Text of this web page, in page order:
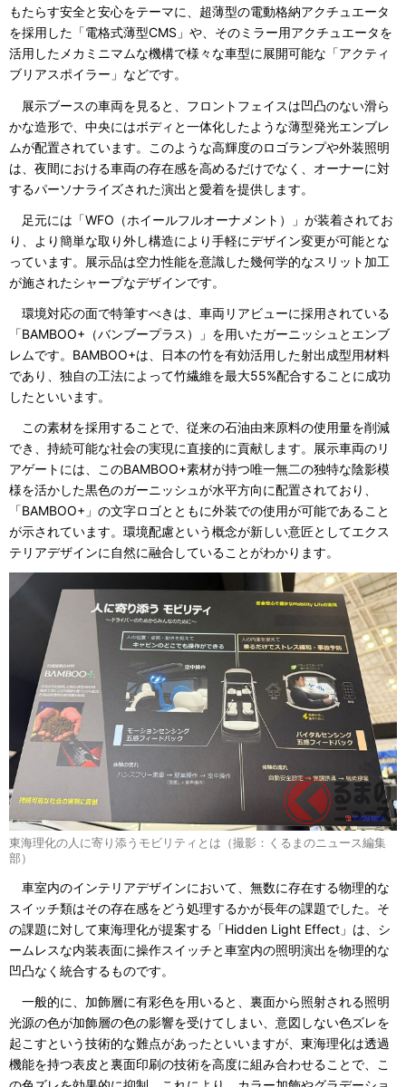
もたらす安全と安心をテーマに、超薄型の電動格納アクチュエータ
を採用した「電格式薄型CMS」や、そのミラー用アクチュエータを
活用したメカミニマムな機構で様々な車型に展開可能な「アクティ
ブリアスポイラー」などです。
展示ブースの車両を見ると、フロントフェイスは凹凸のない滑ら
かな造形で、中央にはボディと一体化したような薄型発光エンブレ
ムが配置されています。このような高輝度のロゴランプや外装照明
は、夜間における車両の存在感を高めるだけでなく、オーナーに対
するパーソナライズされた演出と愛着を提供します。
足元には「WFO（ホイールフルオーナメント）」が装着されてお
り、より簡単な取り外し構造により手軽にデザイン変更が可能とな
っています。展示品は空力性能を意識した幾何学的なスリット加工
が施されたシャープなデザインです。
環境対応の面で特筆すべきは、車両リアビューに採用されている
「BAMBOO+（バンブープラス）」を用いたガーニッシュとエンブ
レムです。BAMBOO+は、日本の竹を有効活用した射出成型用材料
であり、独自の工法によって竹繊維を最大55%配合することに成功
したといいます。
この素材を採用することで、従来の石油由来原料の使用量を削減
でき、持続可能な社会の実現に直接的に貢献します。展示車両のリ
アゲートには、このBAMBOO+素材が持つ唯一無二の独特な陰影模
様を活かした黒色のガーニッシュが水平方向に配置されており、
「BAMBOO+」の文字ロゴとともに外装での使用が可能であること
が示されています。環境配慮という概念が新しい意匠としてエクス
テリアデザインに自然に融合していることがわかります。
東海理化の人に寄り添うモビリティとは（撮影：くるまのニュース編集
部）
車室内のインテリアデザインにおいて、無数に存在する物理的な
スイッチ類はその存在感をどう処理するかが長年の課題でした。そ
の課題に対して東海理化が提案する「Hidden Light Effect」は、シ
ームレスな内装表面に操作スイッチと車室内の照明演出を物理的な
凹凸なく統合するものです。
一般的に、加飾層に有彩色を用いると、裏面から照射される照明
光源の色が加飾層の色の影響を受けてしまい、意図しない色ズレを
起こすという技術的な難点があったといいますが、東海理化は透過
機能を持つ表皮と裏面印刷の技術を高度に組み合わせることで、こ